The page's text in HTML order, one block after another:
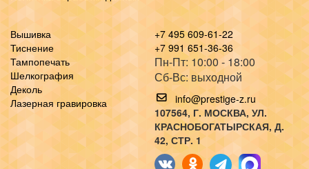
Вышивка
Тиснение
Тампопечать
Шелкография
Деколь
Лазерная гравировка
+7 495 609-61-22
+7 991 651-36-36
Пн-Пт: 10:00 - 18:00
Сб-Вс: выходной
info@prestige-z.ru
107564, Г. МОСКВА, УЛ.
КРАСНОБОГАТЫРСКАЯ, Д.
42, СТР. 1